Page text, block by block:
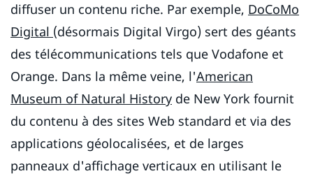
diffuser un contenu riche. Par exemple, DoCoMo
Digital (désormais Digital Virgo) sert des géants
des télécommunications tels que Vodafone et
Orange. Dans la même veine, l'American
Museum of Natural History de New York fournit
du contenu à des sites Web standard et via des
applications géolocalisées, et de larges
panneaux d'affichage verticaux en utilisant le